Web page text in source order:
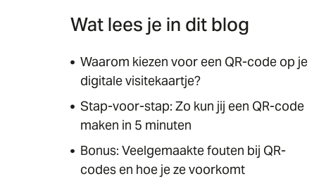
Wat lees je in dit blog
Waarom kiezen voor een QR-code op je
digitale visitekaartje?
Stap-voor-stap: Zo kun jij een QR-code
maken in 5 minuten
Bonus: Veelgemaakte fouten bij QR-
codes en hoe je ze voorkomt